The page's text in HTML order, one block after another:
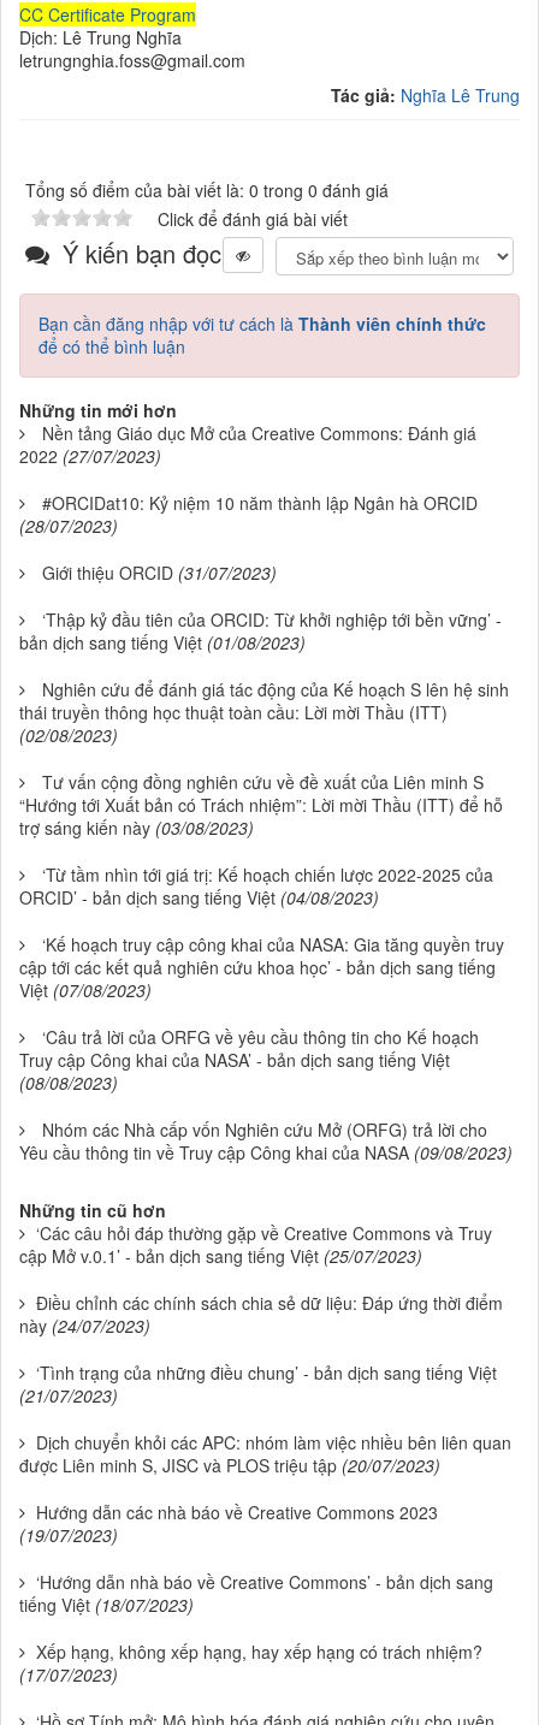
CC Certificate Program
Dịch: Lê Trung Nghĩa
letrungnghia.foss@gmail.com
Tác giả: Nghĩa Lê Trung
Tổng số điểm của bài viết là: 0 trong 0 đánh giá
Click để đánh giá bài viết
Ý kiến bạn đọc
Bạn cần đăng nhập với tư cách là Thành viên chính thức
để có thể bình luận
Những tin mới hơn
Nền tảng Giáo dục Mở của Creative Commons: Đánh giá
2022 (27/07/2023)
#ORCIDat10: Kỷ niệm 10 năm thành lập Ngân hà ORCID
(28/07/2023)
Giới thiệu ORCID (31/07/2023)
‘Thập kỷ đầu tiên của ORCID: Từ khởi nghiệp tới bền vững’ -
bản dịch sang tiếng Việt (01/08/2023)
Nghiên cứu để đánh giá tác động của Kế hoạch S lên hệ sinh
thái truyền thông học thuật toàn cầu: Lời mời Thầu (ITT)
(02/08/2023)
Tư vấn cộng đồng nghiên cứu về đề xuất của Liên minh S
“Hướng tới Xuất bản có Trách nhiệm”: Lời mời Thầu (ITT) để hỗ
trợ sáng kiến này (03/08/2023)
‘Từ tầm nhìn tới giá trị: Kế hoạch chiến lược 2022-2025 của
ORCID’ - bản dịch sang tiếng Việt (04/08/2023)
‘Kế hoạch truy cập công khai của NASA: Gia tăng quyền truy
cập tới các kết quả nghiên cứu khoa học’ - bản dịch sang tiếng
Việt (07/08/2023)
‘Câu trả lời của ORFG về yêu cầu thông tin cho Kế hoạch
Truy cập Công khai của NASA’ - bản dịch sang tiếng Việt
(08/08/2023)
Nhóm các Nhà cấp vốn Nghiên cứu Mở (ORFG) trả lời cho
Yêu cầu thông tin về Truy cập Công khai của NASA (09/08/2023)
Những tin cũ hơn
‘Các câu hỏi đáp thường gặp về Creative Commons và Truy
cập Mở v.0.1’ - bản dịch sang tiếng Việt (25/07/2023)
Điều chỉnh các chính sách chia sẻ dữ liệu: Đáp ứng thời điểm
này (24/07/2023)
‘Tình trạng của những điều chung’ - bản dịch sang tiếng Việt
(21/07/2023)
Dịch chuyển khỏi các APC: nhóm làm việc nhiều bên liên quan
được Liên minh S, JISC và PLOS triệu tập (20/07/2023)
Hướng dẫn các nhà báo về Creative Commons 2023
(19/07/2023)
‘Hướng dẫn nhà báo về Creative Commons’ - bản dịch sang
tiếng Việt (18/07/2023)
Xếp hạng, không xếp hạng, hay xếp hạng có trách nhiệm?
(17/07/2023)